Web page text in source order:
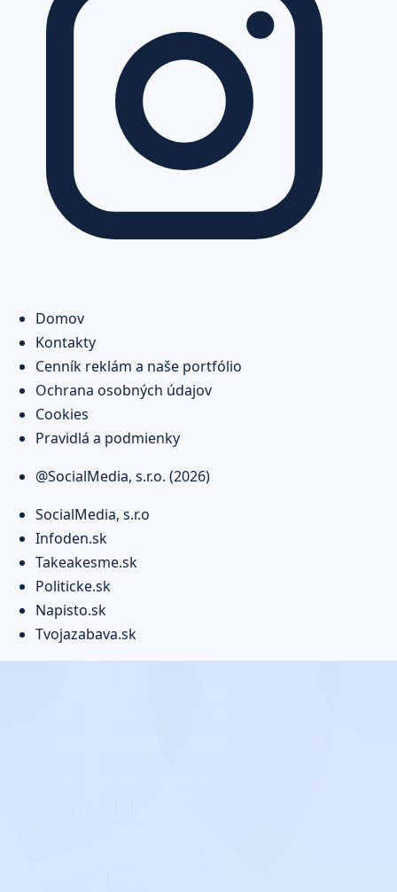
Domov
Kontakty
Cenník reklám a naše portfólio
Ochrana osobných údajov
Cookies
Pravidlá a podmienky
@SocialMedia, s.r.o. (2026)
SocialMedia, s.r.o
Infoden.sk
Takeakesme.sk
Politicke.sk
Napisto.sk
Tvojazabava.sk